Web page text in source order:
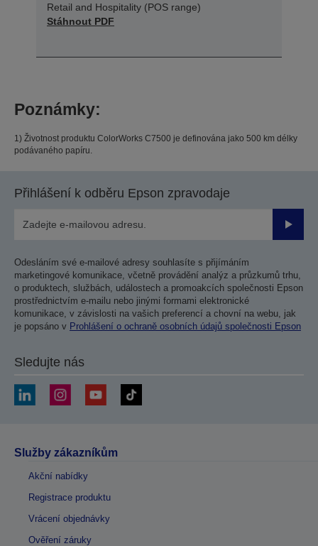
Retail and Hospitality (POS range)
Stáhnout PDF
Poznámky:
1) Životnost produktu ColorWorks C7500 je definována jako 500 km délky
podávaného papíru.
Přihlášení k odběru Epson zpravodaje
Odesláním své e-mailové adresy souhlasíte s přijímáním
marketingové komunikace, včetně provádění analýz a průzkumů trhu,
o produktech, službách, událostech a promoakcích společnosti Epson
prostřednictvím e-mailu nebo jinými formami elektronické
komunikace, v závislosti na vašich preferencí a chovní na webu, jak
je popsáno v Prohlášení o ochraně osobních údajů společnosti Epson
Sledujte nás
Služby zákazníkům
Akční nabídky
Registrace produktu
Vrácení objednávky
Ověření záruky